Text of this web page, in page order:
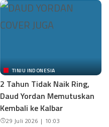
TINJU INDONESIA
2 Tahun Tidak Naik Ring,
Daud Yordan Memutuskan
Kembali ke Kalbar
29 Juli 2026 | 10:03